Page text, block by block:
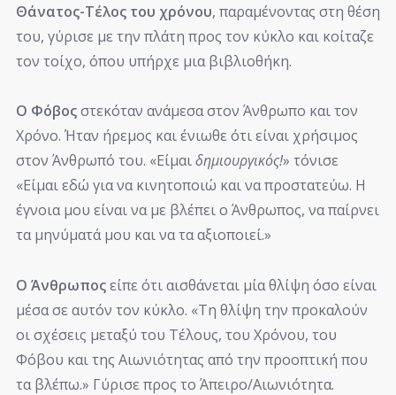
Θάνατος-Τέλος του χρόνου, παραμένοντας στη θέση
του, γύρισε με την πλάτη προς τον κύκλο και κοίταζε
τον τοίχο, όπου υπήρχε μια βιβλιοθήκη.
Ο Φόβοςστεκόταν ανάμεσα στον Άνθρωπο και τον
Χρόνο. Ήταν ήρεμος και ένιωθε ότι είναι χρήσιμος
στον Άνθρωπό του. «Είμαιδημιουργικός!» τόνισε
«Είμαι εδώ για να κινητοποιώ και να προστατεύω. Η
έγνοια μου είναι να με βλέπει ο Άνθρωπος, να παίρνει
τα μηνύματά μου και να τα αξιοποιεί.»
Ο Άνθρωποςείπε ότι αισθάνεται μία θλίψη όσο είναι
μέσα σε αυτόν τον κύκλο. «Τη θλίψη την προκαλούν
οι σχέσεις μεταξύ του Τέλους, του Χρόνου, του
Φόβου και της Αιωνιότητας από την προοπτική που
τα βλέπω.» Γύρισε προς το Άπειρο/Αιωνιότητα.